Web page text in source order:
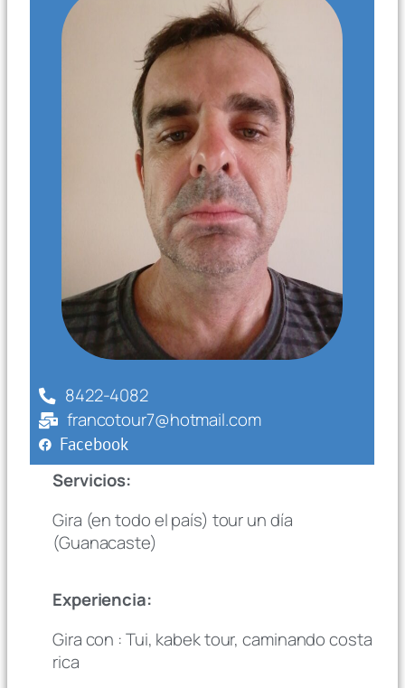
8422-4082
francotour7@hotmail.com
Facebook
Servicios:
Gira (en todo el país) tour un día
(Guanacaste)
Experiencia:
Gira con : Tui, kabek tour, caminando costa
rica